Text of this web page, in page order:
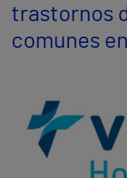
trastornos
comunes